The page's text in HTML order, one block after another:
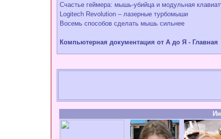
Счастье геймера: мышь-убийца и модульная
Logitech Revolution – лазерные турбомыши
Восемь способов сделать мышь сильнее
Компьютерная документация от А до Я - Главная